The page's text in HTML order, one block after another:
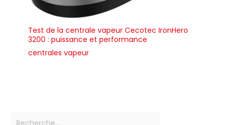
Test de la centrale vapeur Cecotec IronHero
3200 : puissance et performance
centrales vapeur